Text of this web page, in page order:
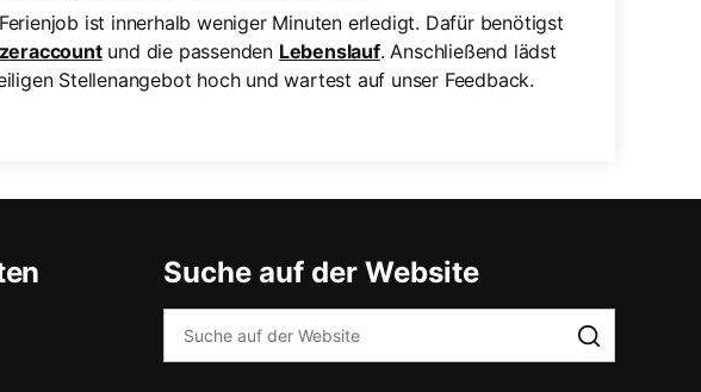
ist innerhalb weniger Minuten erledigt. Dafür benötigst
und die passenden Lebenslauf. Anschließend lädst
Stellenangebot hoch und wartest auf unser Feedback.
Suche auf der Website